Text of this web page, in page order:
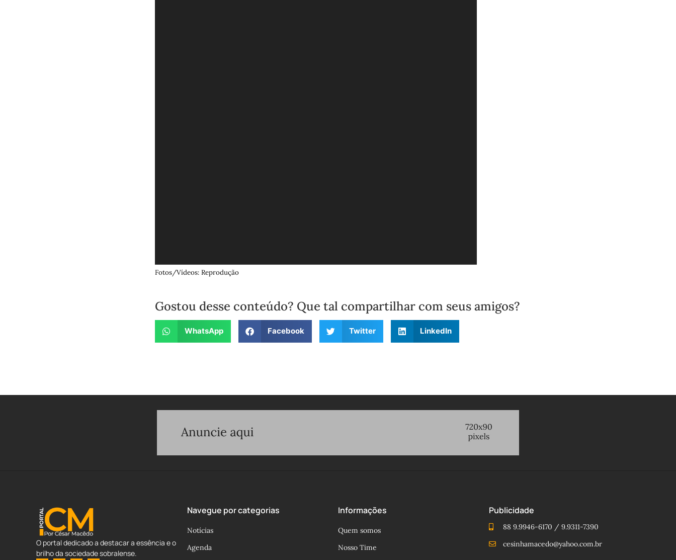
Fotos/Vídeos: Reprodução
Gostou desse conteúdo? Que tal compartilhar com seus amigos?
WhatsApp Facebook Twitter LinkedIn
O portal dedicado a destacar a essência e o
brilho da sociedade sobralense.
Navegue por categorias
Notícias
Agenda
Informações
Quem somos
Nosso Time
Publicidade
88 9.9946-6170 / 9.9311-7390
cesinhamacedo@yahoo.com.br